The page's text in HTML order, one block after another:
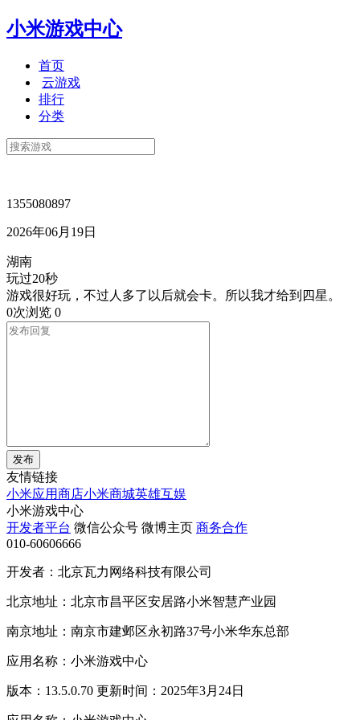
小米游戏中心
首页
云游戏
排行
分类
1355080897
2026年06月19日
湖南
玩过20秒
游戏很好玩，不过人多了以后就会卡。所以我才给到四星。
0次浏览 0
发布
友情链接
小米应用商店小米商城英雄互娱
小米游戏中心
开发者平台 微信公众号 微博主页 商务合作
010-60606666
开发者：北京瓦力网络科技有限公司
北京地址：北京市昌平区安居路小米智慧产业园
南京地址：南京市建邺区永初路37号小米华东总部
应用名称：小米游戏中心
版本：13.5.0.70 更新时间：2025年3月24日